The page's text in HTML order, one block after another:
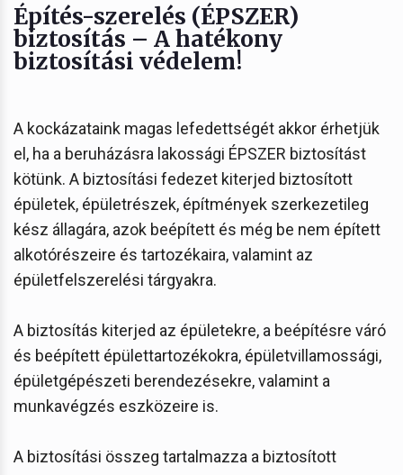
Építés-szerelés (ÉPSZER)
biztosítás – A hatékony
biztosítási védelem!
A kockázataink magas lefedettségét akkor érhetjük
el, ha a beruházásra lakossági ÉPSZER biztosítást
kötünk. A biztosítási fedezet kiterjed biztosított
épületek, épületrészek, építmények szerkezetileg
kész állagára, azok beépített és még be nem épített
alkotórészeire és tartozékaira, valamint az
épületfelszerelési tárgyakra.
A biztosítás kiterjed az épületekre, a beépítésre váró
és beépített épülettartozékokra, épületvillamossági,
épületgépészeti berendezésekre, valamint a
munkavégzés eszközeire is.
A biztosítási összeg tartalmazza a biztosított